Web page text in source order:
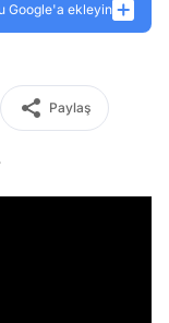
Google'a ekleyin
Paylaş